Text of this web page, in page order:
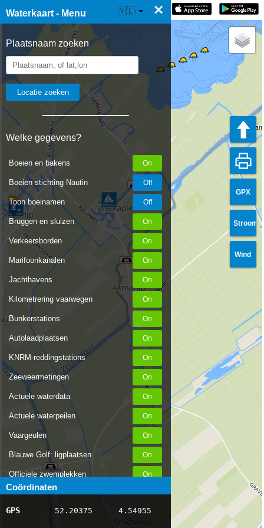
Waterkaart - Menu ×
Plaatsnaam zoeken
Welke gegevens?
Boeien en bakens
Boeien stichting Nautin
Toon boeinamen
Bruggen en sluizen
Verkeersborden
Marifoonkanalen
Jachthavens
Kilometrering vaarwegen
Bunkerstations
Autolaadplaatsen
KNRM-reddingstations
Zeeweermetingen
Actuele waterdata
Actuele waterpeilen
Vaargeulen
Blauwe Golf: ligplaatsen
Officiele zwemplekken
Stremmingen/hinder
AIS scheepsposities
Coördinaten
GPS 52.20375 4.54955
☰ Waterkaart Live 🇳🇱
GPX
Stroom
Wind
lock